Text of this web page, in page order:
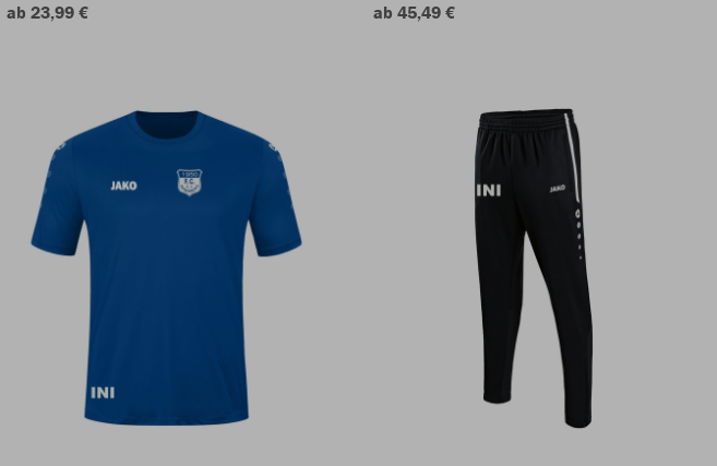
ab 23,99 € ab 45,49 €